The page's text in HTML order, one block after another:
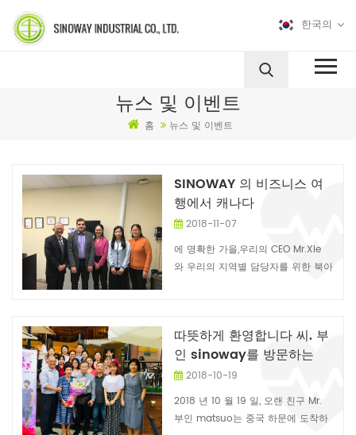
한국의
뉴스 및 이벤트
홈 뉴스 및 이벤트
SINOWAY 의 비즈니스 여
행에서 캐나다
2018-11-07
에 명확한 가을,우리의 CEO Mr.Xie
와 우리의 지역별 담당자를 위한 북아
가 우리의 파트너입니다. 우리는 일부
에 대해 이야기하는 동안 문제에 우리
의 협력,그리고 도입 된 새로운 제품,
민,+식물 추출물),그리고 도달 계약의
세부 사항을 미래 협력 있습니다. 수
따뜻하게 환영합니다 씨. 부
인 sinoway를 방문하는
matsuo
2018-10-19
2018 년 10 월 19 일, 오랜 친구 Mr.
부인 matsuo는 중국 하문에 도착하